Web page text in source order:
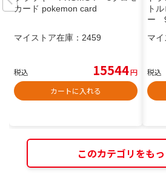
カード pokemon card
マイストア在庫： 2459
税込 15544円
カートに入れる
ト
ー
マイ
税込
このカテゴリをも